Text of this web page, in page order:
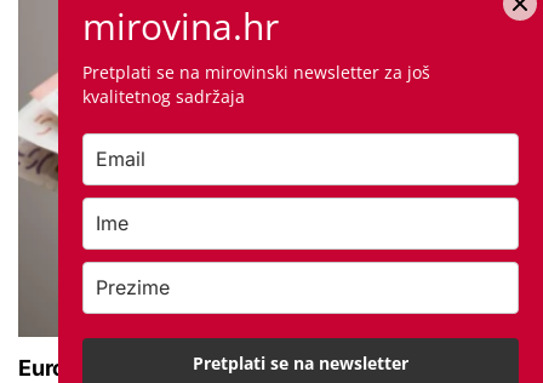
Europska mirovina: Prinosi između 3,7 do 5,6
mirovina.hr
Pretplati se na mirovinski newsletter za još
kvalitetnog sadržaja
Pretplati se na newsletter